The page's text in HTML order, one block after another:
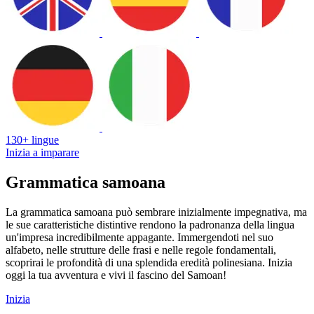
130+ lingue
Inizia a imparare
Grammatica samoana
La grammatica samoana può sembrare inizialmente impegnativa, ma
le sue caratteristiche distintive rendono la padronanza della lingua
un'impresa incredibilmente appagante. Immergendoti nel suo
alfabeto, nelle strutture delle frasi e nelle regole fondamentali,
scoprirai le profondità di una splendida eredità polinesiana. Inizia
oggi la tua avventura e vivi il fascino del Samoan!
Inizia